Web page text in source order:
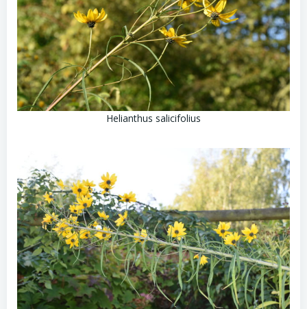
Helianthus salicifolius